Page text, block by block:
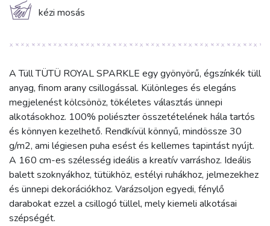
c kézi mosás
A Tüll TÜTÜ ROYAL SPARKLE egy gyönyörű, égszínkék tüll
anyag, finom arany csillogással. Különleges és elegáns
megjelenést kölcsönöz, tökéletes választás ünnepi
alkotásokhoz. 100% poliészter összetételének hála tartós
és könnyen kezelhető. Rendkívül könnyű, mindössze 30
g/m2, ami légiesen puha esést és kellemes tapintást nyújt.
A 160 cm-es szélesség ideális a kreatív varráshoz. Ideális
balett szoknyákhoz, tütükhöz, estélyi ruhákhoz, jelmezekhez
és ünnepi dekorációkhoz. Varázsoljon egyedi, fénylő
darabokat ezzel a csillogó tüllel, mely kiemeli alkotásai
szépségét.